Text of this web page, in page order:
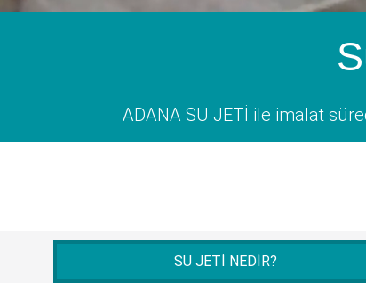
ADANA SU JETİ ile imalat
SU JETI NEDIR?